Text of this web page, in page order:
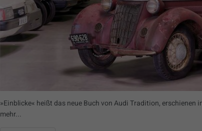
»Einblicke« heißt das neue Buch von Audi Tradition, erschienen
mehr...